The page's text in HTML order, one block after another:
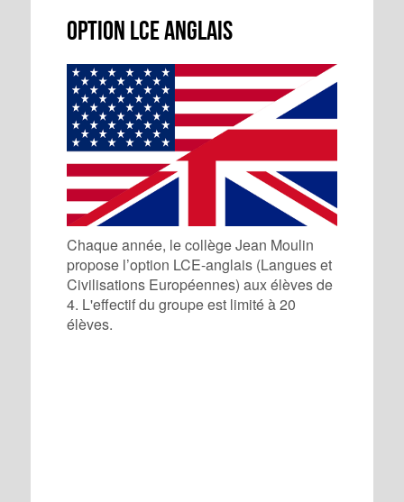
Option LCE Anglais
Chaque année, le collège Jean Moulin
propose l’option LCE-anglais (Langues et
Civilisations Européennes) aux élèves de
4. L'effectif du groupe est limité à 20
élèves.